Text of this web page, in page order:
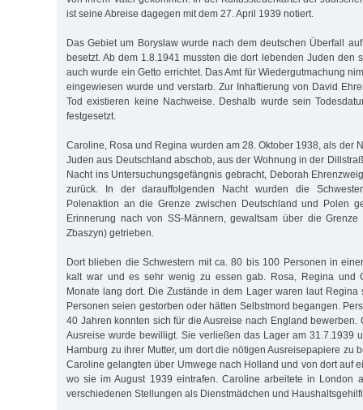
ist seine Abreise dagegen mit dem 27. April 1939 notiert.
Das Gebiet um Boryslaw wurde nach dem deutschen Überfall
besetzt. Ab dem 1.8.1941 mussten die dort lebenden Juden den
auch wurde ein Getto errichtet. Das Amt für Wiedergutmachung
eingewiesen wurde und verstarb. Zur Inhaftierung von David
Tod existieren keine Nachweise. Deshalb wurde sein
festgesetzt.
Caroline, Rosa und Regina wurden am 28. Oktober 1938, als der
Juden aus Deutschland abschob, aus der Wohnung in der
Nacht ins Untersuchungsgefängnis gebracht, Deborah
zurück. In der darauffolgenden Nacht wurden die
Polenaktion an die Grenze zwischen Deutschland und Polen
Erinnerung nach von SS-Männern, gewaltsam über die Grenze
Zbaszyn) getrieben.
Dort blieben die Schwestern mit ca. 80 bis 100 Personen in
kalt war und es sehr wenig zu essen gab. Rosa, Regina und
Monate lang dort. Die Zustände in dem Lager waren laut Regina
Personen seien gestorben oder hätten Selbstmord begangen.
40 Jahren konnten sich für die Ausreise nach England bewerben.
Ausreise wurde bewilligt. Sie verließen das Lager am 31.7.1939
Hamburg zu ihrer Mutter, um dort die nötigen Ausreisepapiere zu
Caroline gelangten über Umwege nach Holland und von dort auf
wo sie im August 1939 eintrafen. Caroline arbeitete in London
verschiedenen Stellungen als Dienstmädchen und